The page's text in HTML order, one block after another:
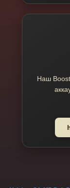
Наш